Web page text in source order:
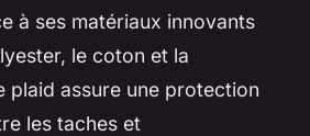
à ses matériaux innovants
le coton et la
plaid assure une protection
les taches et